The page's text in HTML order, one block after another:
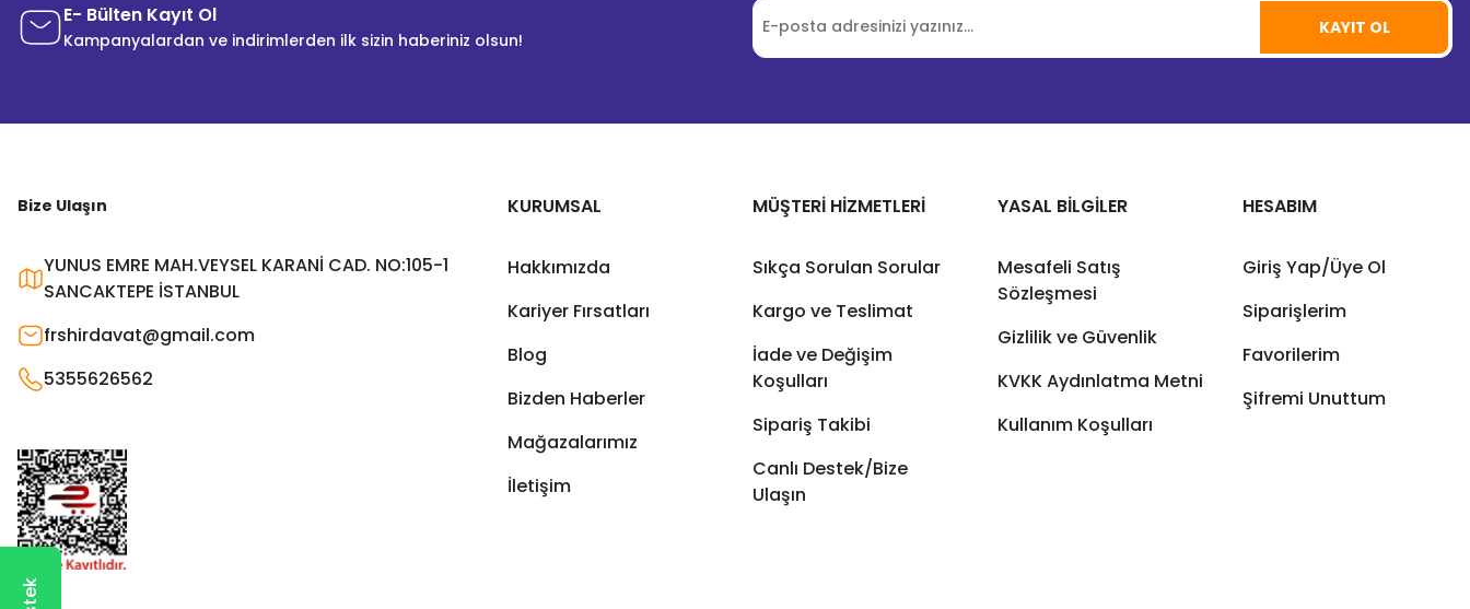
E- Bülten Kayıt Ol
Kampanyalardan ve indirimlerden ilk sizin haberiniz olsun!
KAYIT OL
Bize Ulaşın
YUNUS EMRE MAH.VEYSEL KARANİ CAD. NO:105-1
SANCAKTEPE İSTANBUL
frshirdavat@gmail.com
5355626562
KURUMSAL
Hakkımızda
Kariyer Fırsatları
Blog
Bizden Haberler
Mağazalarımız
İletişim
MÜŞTERİ HİZMETLERİ
Sıkça Sorulan Sorular
Kargo ve Teslimat
İade ve Değişim
Koşulları
Sipariş Takibi
Canlı Destek/Bize
Ulaşın
YASAL BİLGİLER
Mesafeli Satış
Sözleşmesi
Gizlilik ve Güvenlik
KVKK Aydınlatma Metni
Kullanım Koşulları
HESABIM
Giriş Yap/Üye Ol
Siparişlerim
Favorilerim
Şifremi Unuttum